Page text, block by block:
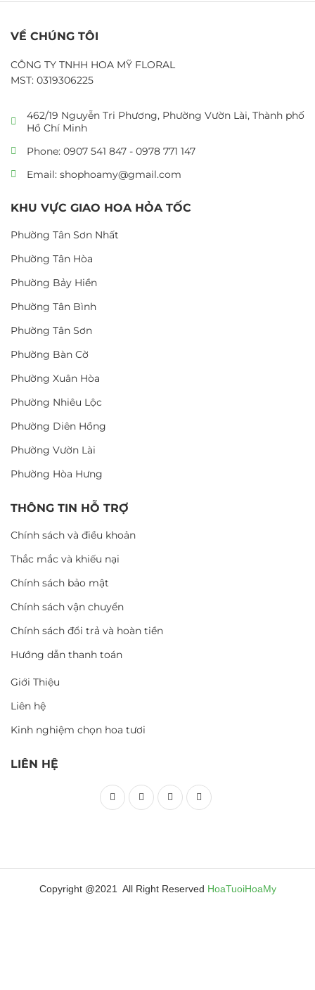
VỀ CHÚNG TÔI
CÔNG TY TNHH HOA MỸ FLORAL
MST: 0319306225
462/19 Nguyễn Tri Phương, Phường Vườn Lài, Thành phố
Hồ Chí Minh
Phone: 0907 541 847 - 0978 771 147
Email: shophoamy@gmail.com
KHU VỰC GIAO HOA HỎA TỐC
Phường Tân Sơn Nhất
Phường Tân Hòa
Phường Bảy Hiền
Phường Tân Bình
Phường Tân Sơn
Phường Bàn Cờ
Phường Xuân Hòa
Phường Nhiêu Lộc
Phường Diên Hồng
Phường Vườn Lài
Phường Hòa Hưng
THÔNG TIN HỖ TRỢ
Chính sách và điều khoản
Thắc mắc và khiếu nại
Chính sách bảo mật
Chính sách vận chuyển
Chính sách đổi trả và hoàn tiền
Hướng dẫn thanh toán
Giới Thiệu
Liên hệ
Kinh nghiệm chọn hoa tươi
LIÊN HỆ
Copyright @2021 All Right Reserved HoaTuoiHoaMy